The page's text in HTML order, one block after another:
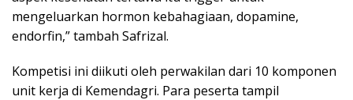
mengeluarkan hormon kebahagiaan, dopamine,
endorfin,” tambah Safrizal.
Kompetisi ini diikuti oleh perwakilan dari 10 komponen
unit kerja di Kemendagri. Para peserta tampil